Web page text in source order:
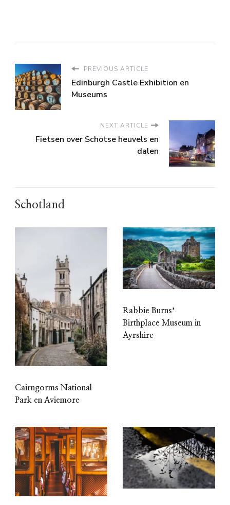
PREVIOUS ARTICLE
Edinburgh Castle Exhibition en
Museums
NEXT ARTICLE
Fietsen over Schotse heuvels en
dalen
Schotland
Cairngorms National
Park en Aviemore
Rabbie Burnsʼ
Birthplace Museum in
Ayrshire